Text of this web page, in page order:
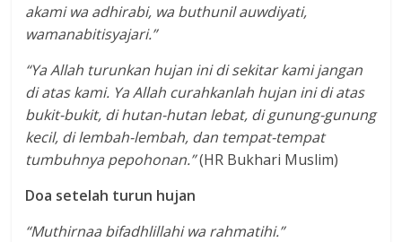
akami wa adhirabi, wa buthunil auwdiyati,
wamanabitisyajari.”
“Ya Allah turunkan hujan ini di sekitar kami jangan
di atas kami. Ya Allah curahkanlah hujan ini di atas
bukit-bukit, di hutan-hutan lebat, di gunung-gunung
kecil, di lembah-lembah, dan tempat-tempat
tumbuhnya pepohonan.”(HR Bukhari Muslim)
Doa setelah turun hujan
“Muthirnaa bifadhlillahi wa rahmatihi.”